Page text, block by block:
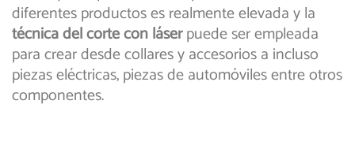
diferentes productos es realmente elevada y la
técnica del corte con láserpuede ser empleada
para crear desde collares y accesorios a incluso
piezas eléctricas, piezas de automóviles entre otros
componentes.